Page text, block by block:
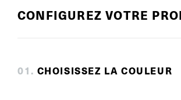
CONFIGUREZ VOTRE
01 . CHOISISSEZ LA COULEUR